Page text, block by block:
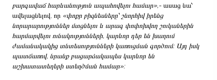
բարգավաճ հարևանություն ապահովելու համար»,- ասաց նա՝
ավելացնելով, որ «փոքր բիզնեսները՝ շնորհիվ իրենց
նորարարություններ մտցնելու և արագ փոփոխվող շուկաներին
հարմարվելու ունակությունների, կարևոր դեր են խաղում
ժամանակակից տնտեսությունների կառուցման գործում: Այդ իսկ
պատճառով, նրանք բացարձակապես կարևոր են
աշխատատեղերի ստեղծման համար»: